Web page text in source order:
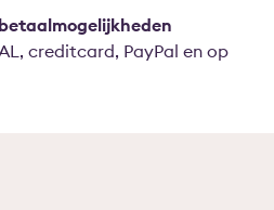
creditcard, PayPal en op